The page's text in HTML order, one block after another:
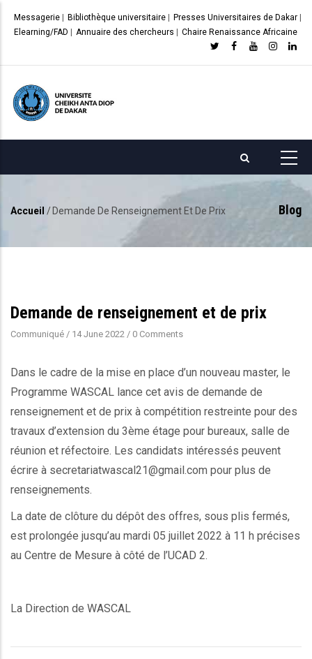
principal
Messagerie Bibliothèque universitaire Presses Universitaires de Dakar
Elearning/FAD
Annuaire des chercheurs Chaire Renaissance Africaine
Blog
d'Ariane
Accueil / Demande De Renseignement Et De Prix
Demande de renseignement et de prix
Communiqué / 14 June 2022 / 0 Comments
Dans le cadre de la mise en place d’un nouveau master, le
Programme WASCAL lance cet avis de demande de
renseignement et de prix à compétition restreinte pour des
travaux d’extension du 3ème étage pour bureaux, salle de
réunion et réfectoire. Les candidats intéressés peuvent
écrire à secretariatwascal21@gmail.com pour plus de
renseignements.
La date de clôture du dépôt des offres, sous plis fermés,
est prolongée jusqu’au mardi 05 juillet 2022 à 11 h précises
au Centre de Mesure à côté de l’UCAD 2.
La Direction de WASCAL